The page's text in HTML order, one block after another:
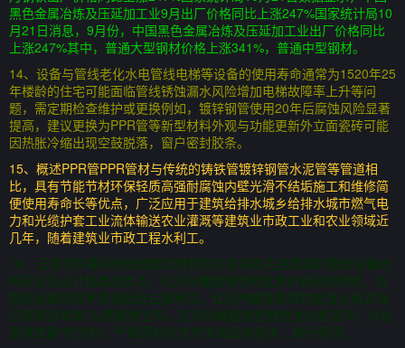
黑色金属冶炼及压延加工业9月出厂价格同比上涨247%国家统计局10
月21日消息，9月份，中国黑色金属冶炼及压延加工业出厂价格同比
上涨247%其中，普通大型钢材价格上涨341%，普通中型钢材。
14、设备与管线老化水电管线电梯等设备的使用寿命通常为1520年25
年楼龄的住宅可能面临管线锈蚀漏水风险增加电梯故障率上升等问
题，需定期检查维护或更换例如，镀锌钢管使用20年后腐蚀风险显著
提高，建议更换为PPR管等新型材料外观与功能更新外立面瓷砖可能
因热胀冷缩出现空鼓脱落，窗户密封胶条。
15、概述PPR管PPR管材与传统的铸铁管镀锌钢管水泥管等管道相
比，具有节能节材环保轻质高强耐腐蚀内壁光滑不结垢施工和维修简
便使用寿命长等优点，广泛应用于建筑给排水城乡给排水城市燃气电
力和光缆护套工业流体输送农业灌溉等建筑业市政工业和农业领域近
几年，随着建筑业市政工程水利工。
16、云南商贸秉承传统放眼世界积极引进吸收先进国家的物流设备结
构形式及设计思路的优点，红河州螺旋管型材批发价格咨询特点，在
物流设备的技术领域始终占据地位，红河州螺旋管型材批发价格咨询
云南商贸本着“以质量求生存，红河州螺旋管型材批发价格咨询，以信
誉求发展”的方针，严把原料关生产关成品检验关，进行现场。